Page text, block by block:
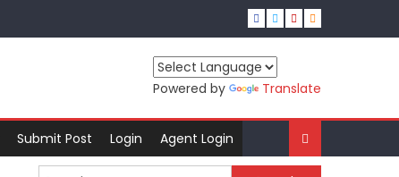
Powered by Translate
Submit Post Login Agent Login